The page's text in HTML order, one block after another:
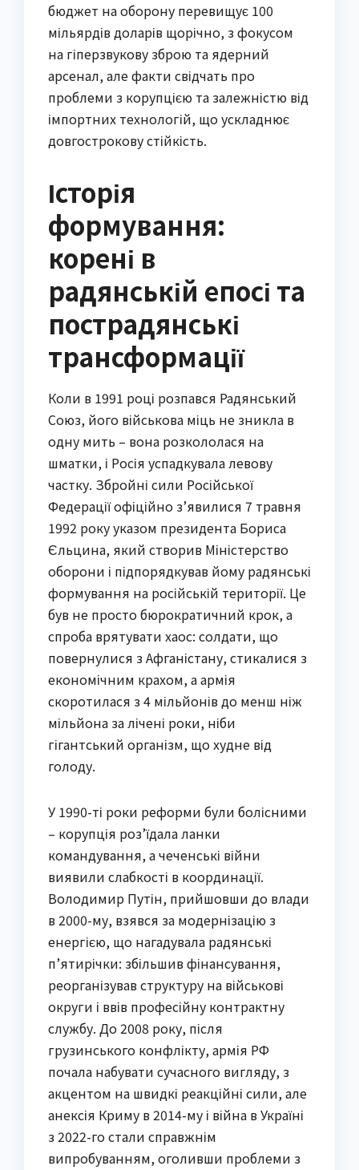
бюджет на оборону перевищує 100
мільярдів доларів щорічно, з фокусом
на гіперзвукову зброю та ядерний
арсенал, але факти свідчать про
проблеми з корупцією та залежністю від
імпортних технологій, що ускладнює
довгострокову стійкість.
Історія
формування:
корені в
радянській епосі та
пострадянські
трансформації
Коли в 1991 році розпався Радянський
Союз, його військова міць не зникла в
одну мить – вона розкололася на
шматки, і Росія успадкувала левову
частку. Збройні сили Російської
Федерації офіційно з’явилися 7 травня
1992 року указом президента Бориса
Єльцина, який створив Міністерство
оборони і підпорядкував йому радянські
формування на російській території. Це
був не просто бюрократичний крок, а
спроба врятувати хаос: солдати, що
повернулися з Афганістану, стикалися з
економічним крахом, а армія
скоротилася з 4 мільйонів до менш ніж
мільйона за лічені роки, ніби
гігантський організм, що худне від
голоду.
У 1990-ті роки реформи були болісними
– корупція роз’їдала ланки
командування, а чеченські війни
виявили слабкості в координації.
Володимир Путін, прийшовши до влади
в 2000-му, взявся за модернізацію з
енергією, що нагадувала радянські
п’ятирічки: збільшив фінансування,
реорганізував структуру на військові
округи і ввів професійну контрактну
службу. До 2008 року, після
грузинського конфлікту, армія РФ
почала набувати сучасного вигляду, з
акцентом на швидкі реакційні сили, але
анексія Криму в 2014-му і війна в Україні
з 2022-го стали справжнім
випробуванням, оголивши проблеми з